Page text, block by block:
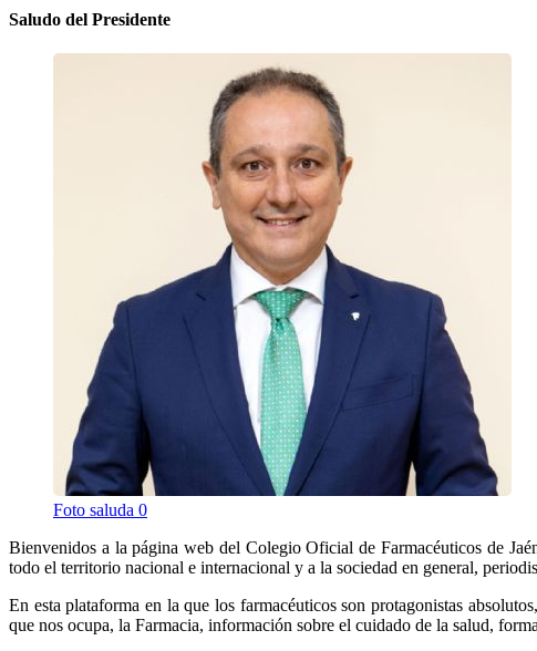
Saludo del Presidente
Foto saluda 0
Bienvenidos a la página web del Colegio Oficial de Farmacéuticos de
todo el territorio nacional e internacional y a la sociedad en general,
En esta plataforma en la que los farmacéuticos son protagonistas
que nos ocupa, la Farmacia, información sobre el cuidado de la salud,